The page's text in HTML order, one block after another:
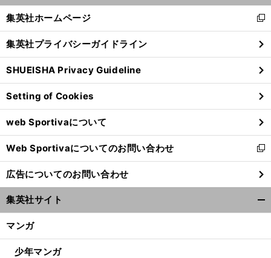
へ
閉
る
集英社ホームページ
新
し
い
ウ
ィ
ン
ド
ウ
で
開
く
集英社プライバシーガイドライン
SHUEISHA Privacy Guideline
Setting of Cookies
web Sportivaについて
Web Sportivaについてのお問い合わせ
新
し
い
ウ
ィ
ン
ウ
広告についてのお問い合わせ
集英社サイト
マンガ
少年マンガ